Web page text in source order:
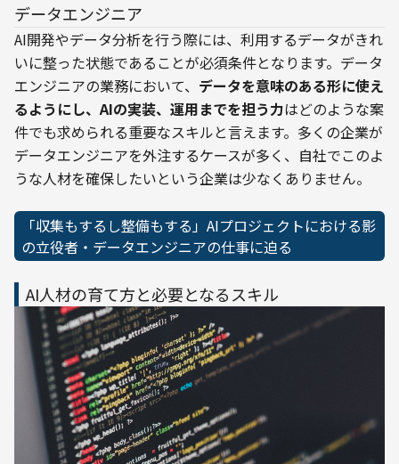
データエンジニア
AI開発やデータ分析を行う際には、利用するデータがきれ
いに整った状態であることが必須条件となります。データ
エンジニアの業務において、 データを意味のある形に使え
るようにし、AIの実装、運用までを担う力はどのような案
件でも求められる重要なスキルと言えます。多くの企業が
データエンジニアを外注するケースが多く、自社でこのよ
うな人材を確保したいという企業は少なくありません。
「収集もするし整備もする」AIプロジェクトにおける影
の立役者・データエンジニアの仕事に迫る
AI人材の育て方と必要となるスキル